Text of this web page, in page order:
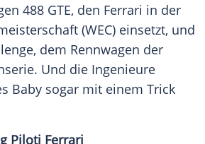
488 GTE, den Ferrari in der
(WEC) einsetzt, und
, dem Rennwagen der
Und die Ingenieure
Baby sogar mit einem Trick
Piloti Ferrari